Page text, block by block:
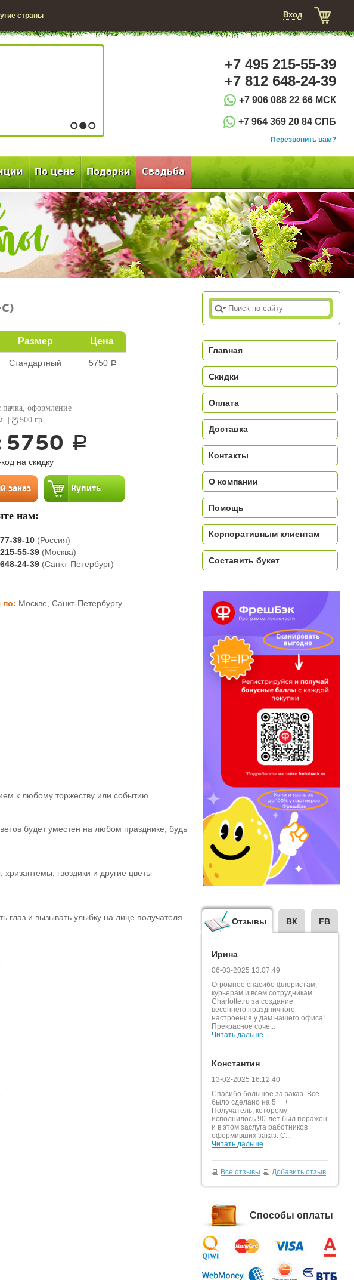
страны Вход
1 2 3
+7 495 215-55-39
+7 812 648-24-39
+7 906 088 22 66 МСК
+7 964 369 20 84 СПБ
Перезвонить вам?
По цене Подарки Свадьба
Размер Цена
Стандартный 5750 a
пачка, оформление
500 гр
5750 a
на скидку
нам:
39-10 (Россия)
55-39 (Москва)
24-39 (Санкт-Петербург)
по: Москве, Санкт-Петербургу
к любому торжеству или событию.
будет уместен на любом празднике, будь
гвоздики и другие цветы
глаз и вызывать улыбку на лице получателя.
Главная
Скидки
Оплата
Доставка
Контакты
О компании
Помощь
Корпоративным клиентам
Составить букет
Отзывы ВК FB
Ирина
06-03-2025 13:07:49
Огромное спасибо флористам,
курьерам и всем сотрудникам
Charlotte.ru за создание
весеннего праздничного
настроения у дам нашего офиса!
Прекрасное соче...
Читать дальше
Константин
13-02-2025 16:12:40
Спасибо большое за заказ. Все
было сделано на 5+++
Получатель, которому
исполнилось 90-лет был поражен
и в этом заслуга работников
оформивших заказ. С...
Читать дальше
Все отзывы Добавить отзыв
Способы оплаты